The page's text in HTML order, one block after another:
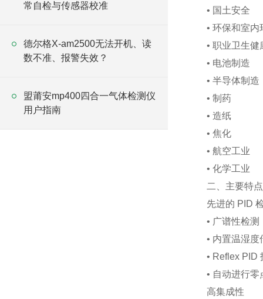
常自检与传感器校准
德尔格X-am2500无法开机、读
数不准、报警失效？
盟莆安mp400四合一气体检测仪
用户指南
• 国土安全
• 环保和室内
• 职业卫生健
• 电池制造
• 半导体制造
• 制药
• 造纸
• 焦化
• 航空工业
• 化学工业
二、主要特点
先进的 PID
• 广谱性检测
• 内置温湿度
• Reflex PID
• 自动进行零
高集成性